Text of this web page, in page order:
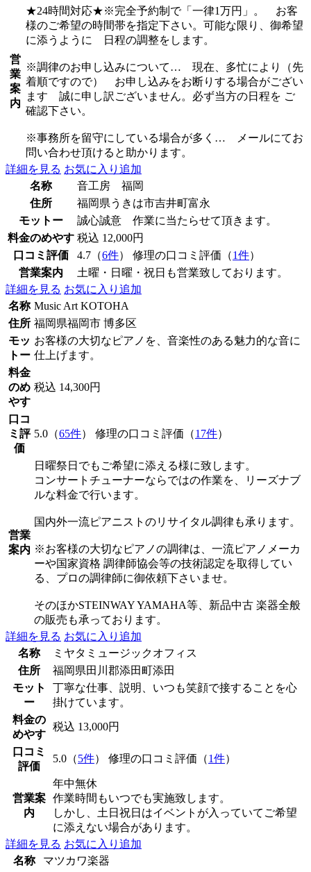
営
業
案
内
★24時間対応★※完全予約制で「一律1万円」。 お客
様のご希望の時間帯を指定下さい。可能な限り、御希望
に添うように 日程の調整をします。
※調律のお申し込みについて… 現在、多忙により（先
着順ですので） お申し込みをお断りする場合がござい
ます 誠に申し訳ございません。必ず当方の日程を ご
確認下さい。
※事務所を留守にしている場合が多く… メールにてお
問い合わせ頂けると助かります。
詳細を見る お気に入り追加
名称
音工房 福岡
住所
福岡県うきは市吉井町富永
モットー
誠心誠意 作業に当たらせて頂きます。
料金のめやす 税込 12,000円
口コミ評価
4.7（6件） 修理の口コミ評価（1件）
営業案内
土曜・日曜・祝日も営業致しております。
詳細を見る お気に入り追加
名称 Music Art KOTOHA
住所 福岡県福岡市 博多区
モッ
トー
お客様の大切なピアノを、音楽性のある魅力的な音に
仕上げます。
料金
のめ
やす
税込 14,300円
口コ
ミ評
価
5.0（65件） 修理の口コミ評価（17件）
営業
案内
日曜祭日でもご希望に添える様に致します。
コンサートチューナーならではの作業を、リーズナブ
ルな料金で行います。
国内外一流ピアニストのリサイタル調律も承ります。
※お客様の大切なピアノの調律は、一流ピアノメーカ
ーや国家資格 調律師協会等の技術認定を取得してい
る、プロの調律師に御依頼下さいませ。
そのほかSTEINWAY YAMAHA等、新品中古 楽器全般
の販売も承っております。
詳細を見る お気に入り追加
名称
ミヤタミュージックオフィス
住所
福岡県田川郡添田町添田
モット
ー
丁寧な仕事、説明、いつも笑顔で接することを心
掛けています。
料金の
めやす
税込 13,000円
口コミ
評価
5.0（5件） 修理の口コミ評価（1件）
営業案
内
年中無休
作業時間もいつでも実施致します。
しかし、土日祝日はイベントが入っていてご希望
に添えない場合があります。
詳細を見る お気に入り追加
名称
マツカワ楽器